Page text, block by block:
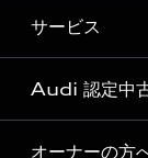
デジタルサービス
見積り依頼
試乗予約
特別仕様モデル
e-tronラインア
価格シミュレー
車両比較
純正アクセサリー
オンラインショ
Audi collection
サービス
サービス入庫予
サービスプログ
Audi 認定中
オーナーの方